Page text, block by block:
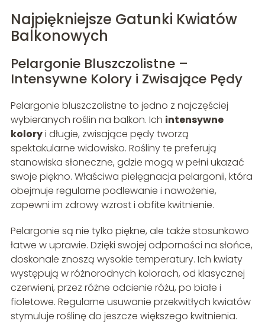
Najpiękniejsze Gatunki Kwiatów
Balkonowych
Pelargonie Bluszczolistne –
Intensywne Kolory i Zwisające Pędy
Pelargonie bluszczolistne to jedno z najczęściej
wybieranych roślin na balkon. Ich intensywne
koloryi długie, zwisające pędy tworzą
spektakularne widowisko. Rośliny te preferują
stanowiska słoneczne, gdzie mogą w pełni ukazać
swoje piękno. Właściwa pielęgnacja pelargonii, która
obejmuje regularne podlewanie i nawożenie,
zapewni im zdrowy wzrost i obfite kwitnienie.
Pelargonie są nie tylko piękne, ale także stosunkowo
łatwe w uprawie. Dzięki swojej odporności na słońce,
doskonale znoszą wysokie temperatury. Ich kwiaty
występują w różnorodnych kolorach, od klasycznej
czerwieni, przez różne odcienie różu, po białe i
fioletowe. Regularne usuwanie przekwitłych kwiatów
stymuluje roślinę do jeszcze większego kwitnienia.